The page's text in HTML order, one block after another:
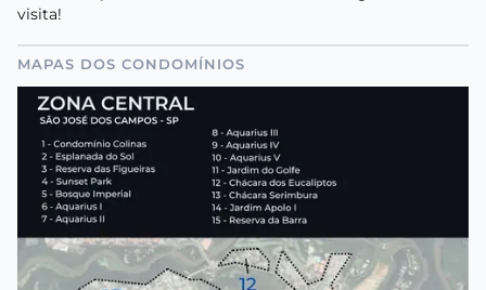
visita!
MAPAS DOS CONDOMÍNIOS